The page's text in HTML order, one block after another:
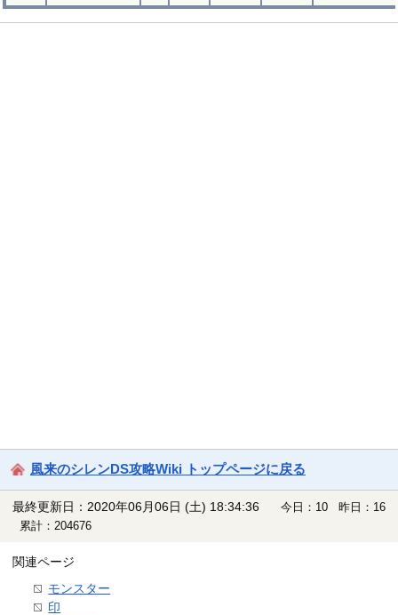
風来のシレンDS攻略Wiki トップページに戻る
最終更新日：2020年06月06日 (土) 18:34:36
今日：10 昨日：16
累計：204676
関連ページ
モンスター
印